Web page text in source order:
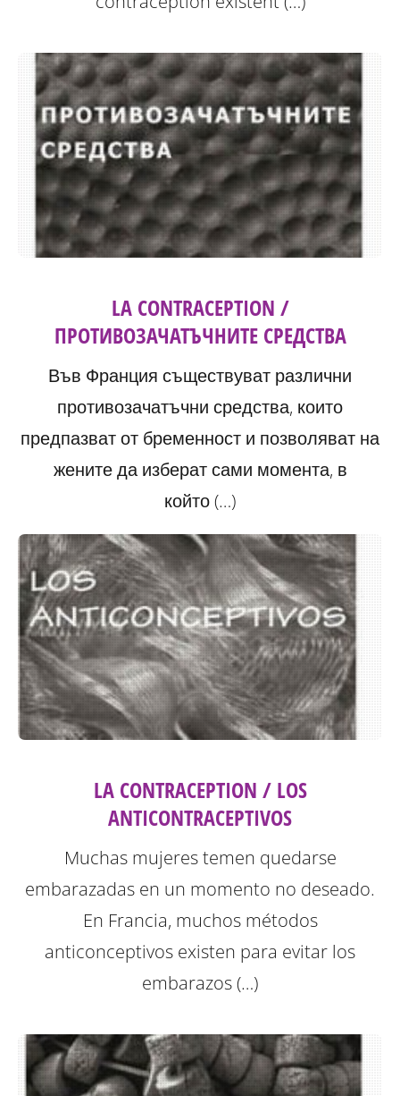
LA CONTRACEPTION /
ПРОТИВОЗАЧАТЪЧНИТЕ СРЕДСТВА
Във Франция съществуват различни
противозачатъчни средства, които
предпазват от бременност и позволяват на
жените да изберат сами момента, в
който (…)
LA CONTRACEPTION / LOS
ANTICONTRACEPTIVOS
Muchas mujeres temen quedarse
embarazadas en un momento no deseado.
En Francia, muchos métodos
anticonceptivos existen para evitar los
embarazos (…)